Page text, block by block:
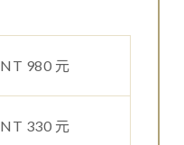
NT 980 元
NT 330 元